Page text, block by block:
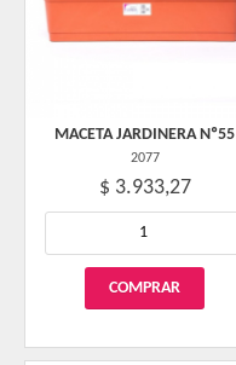
MACETA JARDINERA Nº55
2077
$ 3.933,27